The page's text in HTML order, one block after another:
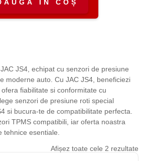
ÎN COȘ
JS4, echipat cu senzori de presiune
moderne auto. Cu JAC JS4, beneficiezi
fiabilitate si conformitate cu
senzori de presiune roti special
si bucura-te de compatibilitate perfecta.
TPMS compatibili, iar oferta noastra
esentiale.
Afișez toate cele 2 rezultate